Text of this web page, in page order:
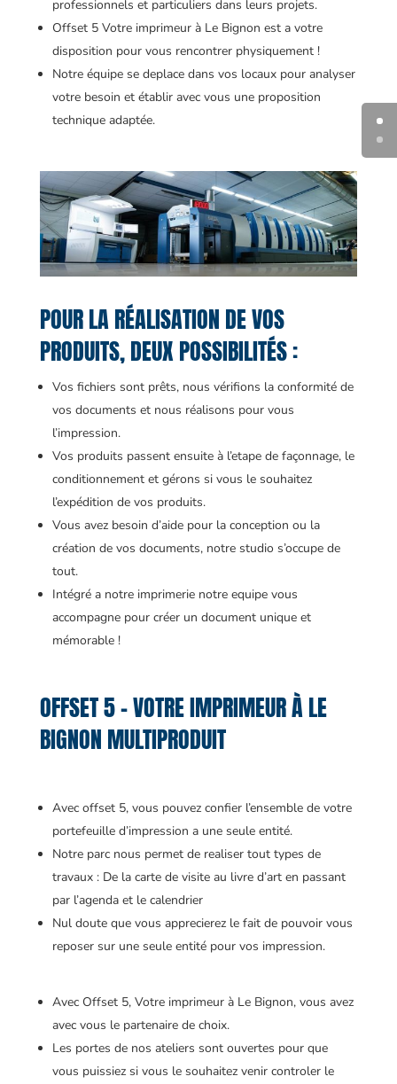
professionnels et particuliers dans leurs projets.
Offset 5 Votre imprimeur à Le Bignon est a votre
disposition pour vous rencontrer physiquement !
Notre équipe se deplace dans vos locaux pour analyser
votre besoin et établir avec vous une proposition
technique adaptée.
POUR LA RÉALISATION DE VOS
PRODUITS, DEUX POSSIBILITÉS :
Vos fichiers sont prêts, nous vérifions la conformité de
vos documents et nous réalisons pour vous
l’impression.
Vos produits passent ensuite à l’etape de façonnage, le
conditionnement et gérons si vous le souhaitez
l’expédition de vos produits.
Vous avez besoin d’aide pour la conception ou la
création de vos documents, notre studio s’occupe de
tout.
Intégré a notre imprimerie notre equipe vous
accompagne pour créer un document unique et
mémorable !
OFFSET 5 – VOTRE IMPRIMEUR À LE
BIGNON MULTIPRODUIT
Avec offset 5, vous pouvez confier l’ensemble de votre
portefeuille d’impression a une seule entité.
Notre parc nous permet de realiser tout types de
travaux : De la carte de visite au livre d’art en passant
par l’agenda et le calendrier
Nul doute que vous apprecierez le fait de pouvoir vous
reposer sur une seule entité pour vos impression.
Avec Offset 5, Votre imprimeur à Le Bignon, vous avez
avec vous le partenaire de choix.
Les portes de nos ateliers sont ouvertes pour que
vous puissiez si vous le souhaitez venir controler le